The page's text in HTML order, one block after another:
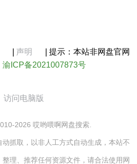
声明
提示：本站非网盘官网
渝ICP备2021007873号
访问电脑版
2026 哎哟喂啊网盘搜索.
抓取，以非人工方式自动生成，本站不
理、推荐任何资源文件，请合法使用网